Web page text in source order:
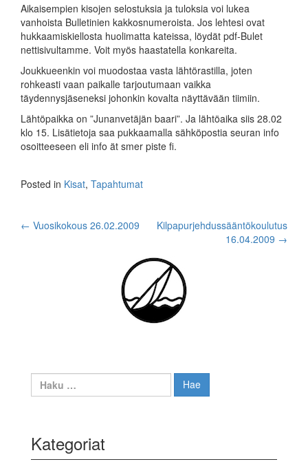
Aikaisempien kisojen selostuksia ja tuloksia voi lukea
vanhoista Bulletinien kakkosnumeroista. Jos lehtesi ovat
hukkaamiskiellosta huolimatta kateissa, löydät pdf-Bulet
nettisivultamme. Voit myös haastatella konkareita.
Joukkueenkin voi muodostaa vasta lähtörastilla, joten
rohkeasti vaan paikalle tarjoutumaan vaikka
täydennysjäseneksi johonkin kovalta näyttävään tiimiin.
Lähtöpaikka on ”Junanvetäjän baari”. Ja lähtöaika siis 28.02
klo 15. Lisätietoja saa pukkaamalla sähköpostia seuran info
osoitteeseen eli info ät smer piste fi.
Posted in Kisat, Tapahtumat
Post
navigation
← Vuosikokous 26.02.2009
Kilpapurjehdussääntökoulutus
16.04.2009 →
Haku:
Kategoriat